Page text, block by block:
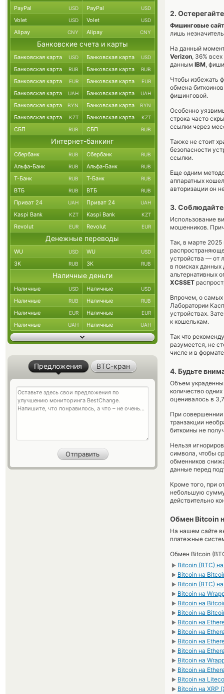
2.
Фишинговые
лишь
На данный
Verizon, 36%
данным IBM,
Чтобы избежать
обмена
фишинговой.
Особенно
строка часто
ссылки через
Также не стоит
безопасности
ссылки.
Еще одним
аппаратных
авторизации он
3.
Использование
мошенников.
Так, в марте
устройства — от
в поисках
альтернативных
XCSSET
Впрочем, о самых
Лаборатории
устройствах.
к кошелькам.
Так что
разумеется, не
числе и в
4. Будьте
Объем
количество
оценивалось в
При
транзакции
биткоины не
Нельзя
символа, чтобы
обменников
данные перед
Кроме того, при
небольшую
действительно
Обмен Bitcoin
На нашем сайте
платежные
Обмен Bitcoin
► Bitcoin (BTC)
► Bitcoin на
► Bitcoin (BTC)
► Bitcoin на
► Bitcoin на
► Bitcoin на
► Bitcoin на
► Bitcoin на
► Bitcoin на
► Bitcoin на
► Bitcoin на
► Bitcoin на
► Bitcoin на
► Bitcoin на XRP
PayPal USD PayPal USD
Volet USD Volet USD
Alipay CNY Alipay CNY
Банковские счета и карты
Банковская карта USD Банковская карта USD
Банковская карта RUB Банковская карта RUB
Банковская карта EUR Банковская карта EUR
Банковская карта UAH Банковская карта UAH
Банковская карта BYN Банковская карта BYN
Банковская карта KZT Банковская карта KZT
СБП RUB СБП RUB
Интернет-банкинг
Сбербанк RUB Сбербанк RUB
Альфа-Банк RUB Альфа-Банк RUB
Т-Банк RUB Т-Банк RUB
ВТБ RUB ВТБ RUB
Приват 24 UAH Приват 24 UAH
Kaspi Bank KZT Kaspi Bank KZT
Revolut EUR Revolut EUR
Денежные переводы
WU USD WU USD
ЗК RUB ЗК RUB
Наличные деньги
Наличные USD Наличные USD
Наличные RUB Наличные RUB
Наличные EUR Наличные EUR
Наличные UAH Наличные UAH
Предложения BTC-кран